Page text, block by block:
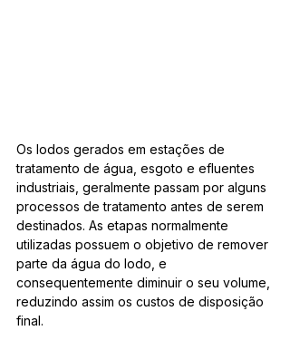
Os lodos gerados em estações de
tratamento de água, esgoto e efluentes
industriais, geralmente passam por alguns
processos de tratamento antes de serem
destinados. As etapas normalmente
utilizadas possuem o objetivo de remover
parte da água do lodo, e
consequentemente diminuir o seu volume,
reduzindo assim os custos de disposição
final.